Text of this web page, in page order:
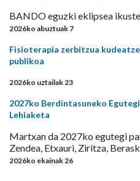
BANDO eguzki eklipsea
2026ko abuztuak 7
Fisioterapia zerbitzua
publikoa
2026ko uztailak 23
2027ko Berdintasuneko
Lehiaketa
Martxan da 2027ko egutegi
Zendea, Etxauri, Ziritza,
2026ko ekainak 26